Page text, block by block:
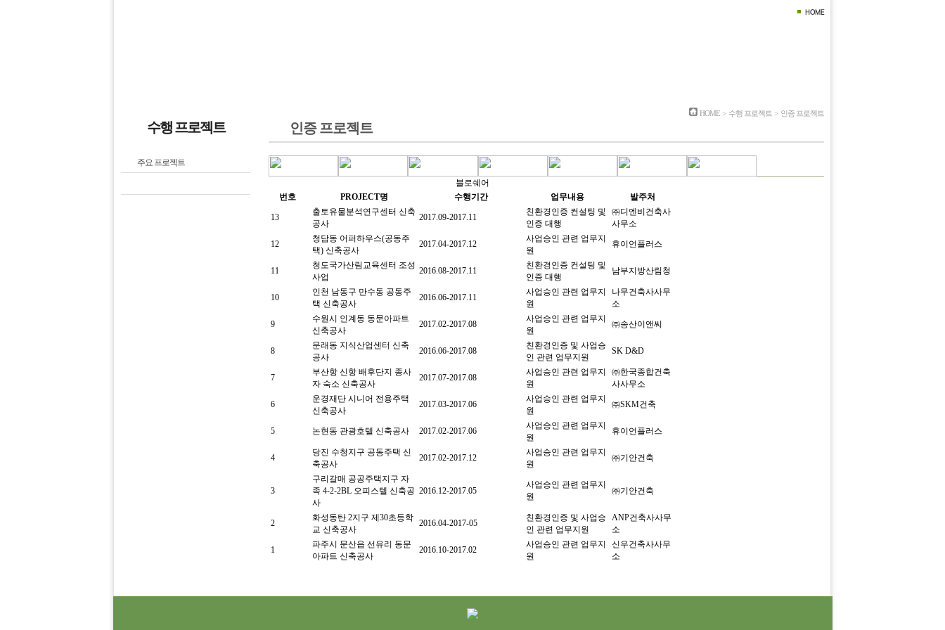
수행 프로젝트
주요 프로젝트
HOME > 수행 프로젝트 > 인증 프로젝트
인증 프로젝트
블로쉐어
번호
PROJECT명 수행기간 업무내용 발주처
13
출토유물분석연구센터 신축
공사
2017.09-2017.11
친환경인증 컨설팅 및
인증 대행
㈜디엔비건축사
사무소
12
청담동 어퍼하우스(공동주
택) 신축공사
2017.04-2017.12
사업승인 관련 업무지
원
휴이언플러스
11
청도국가산림교육센터 조성
사업
2016.08-2017.11
친환경인증 컨설팅 및
인증 대행
남부지방산림청
10
인천 남동구 만수동 공동주
택 신축공사
2016.06-2017.11
사업승인 관련 업무지
원
나무건축사사무
소
9
수원시 인계동 동문아파트
신축공사
2017.02-2017.08
사업승인 관련 업무지
원
㈜송산이앤씨
8
문래동 지식산업센터 신축
공사
2016.06-2017.08
친환경인증 및 사업승
인 관련 업무지원
SK D&D
7
부산항 신항 배후단지 종사
자 숙소 신축공사
2017.07-2017.08
사업승인 관련 업무지
원
㈜한국종합건축
사사무소
6
운경재단 시니어 전용주택
신축공사
2017.03-2017.06
사업승인 관련 업무지
원
㈜SKM건축
5 논현동 관광호텔 신축공사 2017.02-2017.06
사업승인 관련 업무지
원
휴이언플러스
4
당진 수청지구 공동주택 신
축공사
2017.02-2017.12
사업승인 관련 업무지
원
㈜기안건축
3
구리갈매 공공주택지구 자
족 4-2-2BL 오피스텔 신축공
사
2016.12-2017.05
사업승인 관련 업무지
원
㈜기안건축
2
화성동탄 2지구 제30초등학
교 신축공사
2016.04-2017-05
친환경인증 및 사업승
인 관련 업무지원
ANP건축사사무
소
1
파주시 문산읍 선유리 동문
아파트 신축공사
2016.10-2017.02
사업승인 관련 업무지
원
신우건축사사무
소